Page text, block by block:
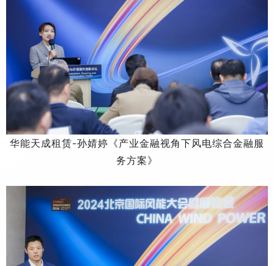
华能天成租赁-孙婧婷《产业金融视角下风电综合金融服
务方案》